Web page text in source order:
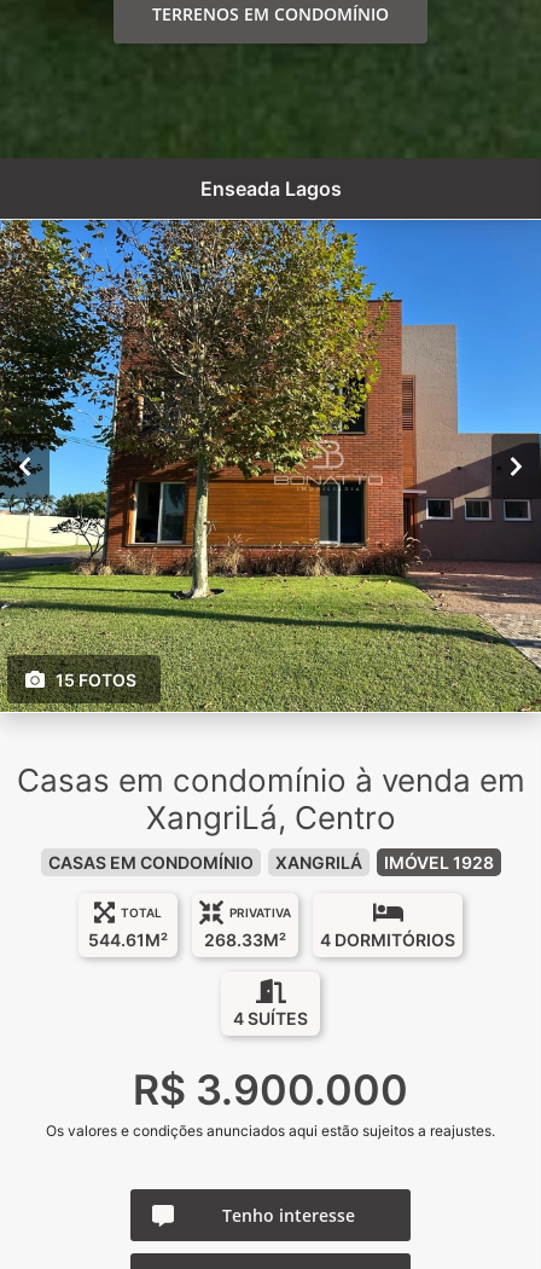
TERRENOS EM CONDOMÍNIO
Enseada Lagos
15 FOTOS
Casas em condomínio à venda em
XangriLá, Centro
CASAS EM CONDOMÍNIO XANGRILÁ IMÓVEL 1928
TOTAL
544.61M²
PRIVATIVA
268.33M² 4 DORMITÓRIOS
4 SUÍTES
R$ 3.900.000
Os valores e condições anunciados aqui estão sujeitos a reajustes.
Tenho interesse